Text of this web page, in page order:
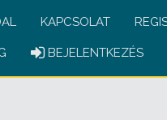
KAPCSOLAT
BEJELENTKEZÉS